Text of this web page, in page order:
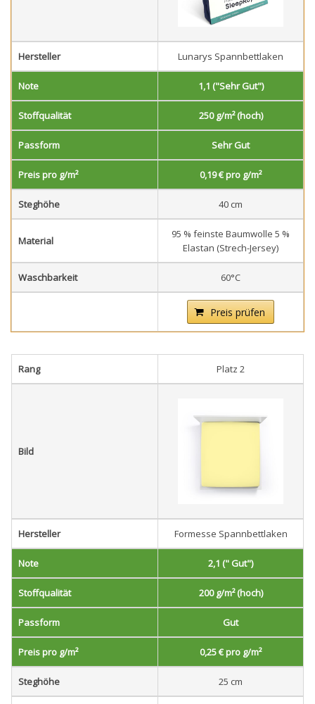
Hersteller Lunarys Spannbettlaken
Note 1,1 ("Sehr Gut")
Stoffqualität 250 g/m² (hoch)
Passform Sehr Gut
Preis pro g/m² 0,19 € pro g/m²
Steghöhe 40 cm
Material
95 % feinste Baumwolle 5 %
Elastan (Strech-Jersey)
Waschbarkeit 60°C
Preis prüfen
Rang Platz 2
Bild
Hersteller Formesse Spannbettlaken
Note 2,1 (" Gut")
Stoffqualität 200 g/m² (hoch)
Passform Gut
Preis pro g/m² 0,25 € pro g/m²
Steghöhe 25 cm